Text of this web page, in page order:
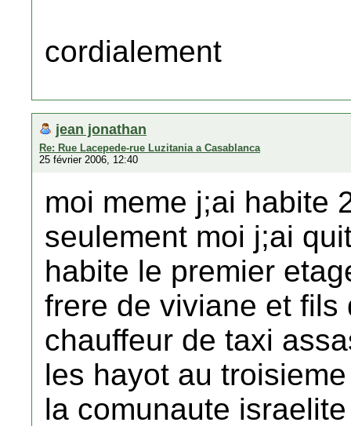
cordialement
jean jonathan
Re: Rue Lacepede-rue Luzitania a Casablanca
25 février 2006, 12:40
moi meme j;ai habite
seulement moi j;ai
habite le premier
frere de viviane et
chauffeur de taxi
les hayot au
la comunaute